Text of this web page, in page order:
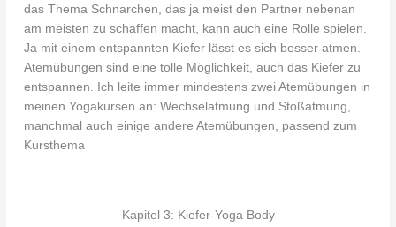
das Thema Schnarchen, das ja meist den Partner nebenan
am meisten zu schaffen macht, kann auch eine Rolle spielen.
Ja mit einem entspannten Kiefer lässt es sich besser atmen.
Atemübungen sind eine tolle Möglichkeit, auch das Kiefer zu
entspannen. Ich leite immer mindestens zwei Atemübungen in
meinen Yogakursen an: Wechselatmung und Stoßatmung,
manchmal auch einige andere Atemübungen, passend zum
Kursthema
Kapitel 3: Kiefer-Yoga Body